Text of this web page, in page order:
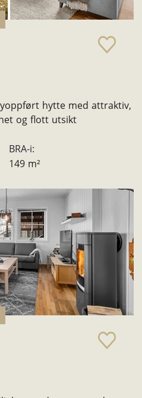
hytte med attraktiv,
og flott utsikt
BRA-i:
149 m²